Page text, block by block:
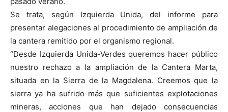
Se trata, según Izquierda Unida, del informe para
presentar alegaciones al procedimiento de ampliación de
la cantera remitido por el organismo regional.
“Desde Izquierda Unida-Verdes queremos hacer público
nuestro rechazo a la ampliación de la Cantera Marta,
situada en la Sierra de la Magdalena. Creemos que la
sierra ya ha sufrido más que suficientes explotaciones
mineras, acciones que han dejado consecuencias